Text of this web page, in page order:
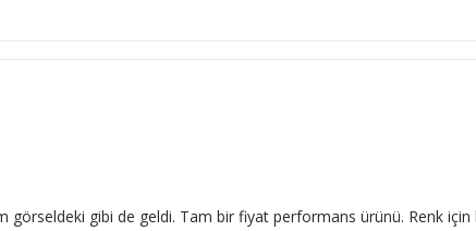
görseldeki gibi de geldi. Tam bir fiyat performans ürünü. Renk